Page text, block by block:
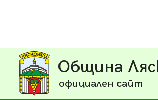
Община
официален сайт